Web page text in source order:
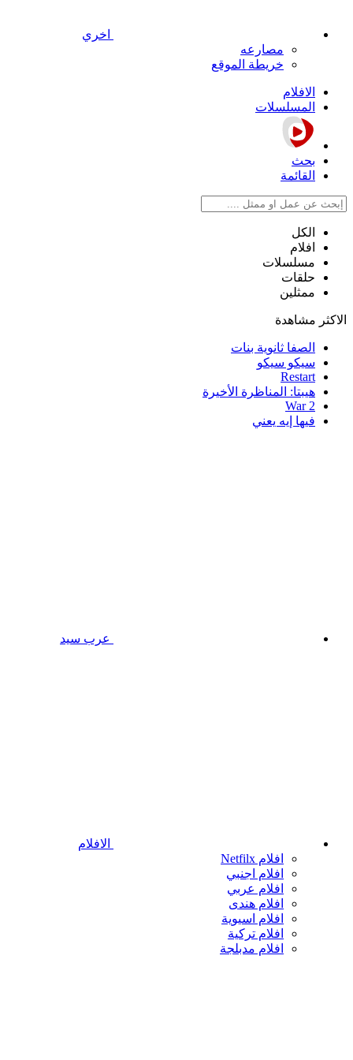
اخري
مصارعه
خريطة الموقع
الافلام
المسلسلات
بحث
القائمة
الكل
افلام
مسلسلات
حلقات
ممثلين
الاكثر مشاهدة
الصفا ثانوية بنات
سيكو سيكو
Restart
هيبتا: المناظرة الأخيرة
War 2
فيها إيه يعني
عرب سيد
الافلام
افلام Netfilx
افلام اجنبي
افلام عربي
افلام هندى
افلام اسيوية
افلام تركية
افلام مدبلجة